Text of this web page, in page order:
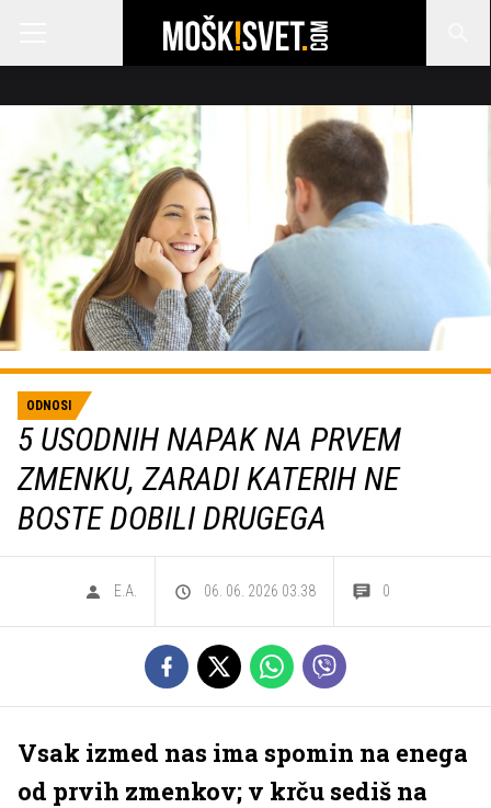
ODNOSI
5 USODNIH NAPAK NA PRVEM
ZMENKU, ZARADI KATERIH NE
BOSTE DOBILI DRUGEGA
E.A. 06. 06. 2026 03.38 0
Vsak izmed nas ima spomin na enega
od prvih zmenkov; v krču sediš na